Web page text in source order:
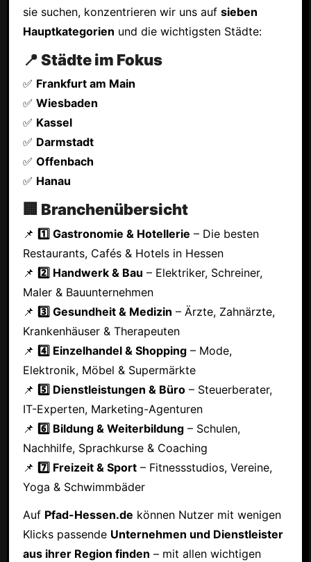
sie suchen, konzentrieren wir uns auf sieben
Hauptkategorien und die wichtigsten Städte:
📍 Städte im Fokus
✅ Frankfurt am Main
✅ Wiesbaden
✅ Kassel
✅ Darmstadt
✅ Offenbach
✅ Hanau
🏢 Branchenübersicht
📌 1️⃣ Gastronomie & Hotellerie – Die besten
Restaurants, Cafés & Hotels in Hessen
📌 2️⃣ Handwerk & Bau – Elektriker, Schreiner,
Maler & Bauunternehmen
📌 3️⃣ Gesundheit & Medizin – Ärzte, Zahnärzte,
Krankenhäuser & Therapeuten
📌 4️⃣ Einzelhandel & Shopping– Mode,
Elektronik, Möbel & Supermärkte
📌 5️⃣ Dienstleistungen & Büro– Steuerberater,
IT-Experten, Marketing-Agenturen
📌 6️⃣ Bildung & Weiterbildung– Schulen,
Nachhilfe, Sprachkurse & Coaching
📌 7️⃣ Freizeit & Sport– Fitnessstudios, Vereine,
Yoga & Schwimmbäder
Auf Pfad-Hessen.de können Nutzer mit wenigen
Klicks passende Unternehmen und Dienstleister
aus ihrer Region finden – mit allen wichtigen